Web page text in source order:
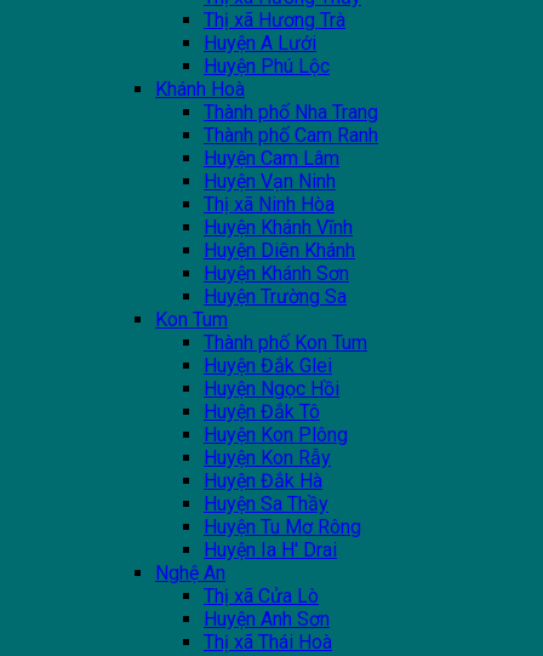
Thị xã Hương Trà
Huyện A Lưới
Huyện Phú Lộc
Khánh Hoà
Thành phố Nha Trang
Thành phố Cam Ranh
Huyện Cam Lâm
Huyện Vạn Ninh
Thị xã Ninh Hòa
Huyện Khánh Vĩnh
Huyện Diên Khánh
Huyện Khánh Sơn
Huyện Trường Sa
Kon Tum
Thành phố Kon Tum
Huyện Đắk Glei
Huyện Ngọc Hồi
Huyện Đắk Tô
Huyện Kon Plông
Huyện Kon Rẫy
Huyện Đắk Hà
Huyện Sa Thầy
Huyện Tu Mơ Rông
Huyện Ia H' Drai
Nghệ An
Thị xã Cửa Lò
Huyện Anh Sơn
Thị xã Thái Hoà